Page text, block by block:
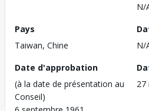
N/
Pays
Taiwan, Chine
N/
Date d'approbation
(à la date de présentation au
Conseil)
27